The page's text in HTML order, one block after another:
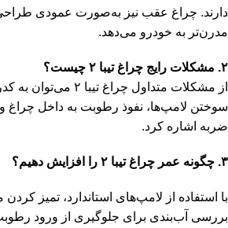
دارند. چراغ عقب نیز به‌صورت عمودی
مدرن‌تر به خودرو می‌دهد.
۲. مشکلات رایج چراغ تیبا ۲ چیست؟
از مشکلات متداول
سوختن لامپ‌ها، نفوذ رطوبت به داخل چراغ
ضربه اشاره کرد.
۳. چگونه عمر چراغ تیبا ۲ را افزایش دهیم؟
با استفاده از لامپ‌های استاندارد، تمیز
بررسی آب‌بندی برای جلوگیری از ورود